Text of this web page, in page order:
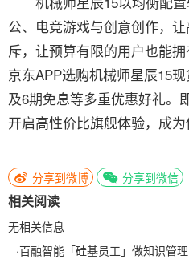
公、电竞游戏与创意创作，
斥，让预算有限的用户也能
京东APP选购机械师星辰15
及6期免息等多重优惠好礼。
开启高性价比旗舰体验，成为
分享到微博 分享到微信
相关阅读
无相关信息
·百融智能「硅基员工」做知识管